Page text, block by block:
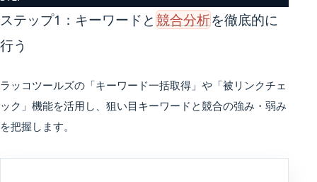
ステップ1：キーワードと 競合分析を徹底的に
行う
ラッコツールズの「キーワード一括取得」や「被リンクチェ
ック」機能を活用し、狙い目キーワードと競合の強み・弱み
を把握します。